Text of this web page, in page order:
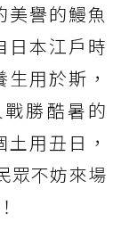
美譽的鰻魚
日本江戶時
用於斯，
勝酷暑的
用丑日，
眾不妨來場